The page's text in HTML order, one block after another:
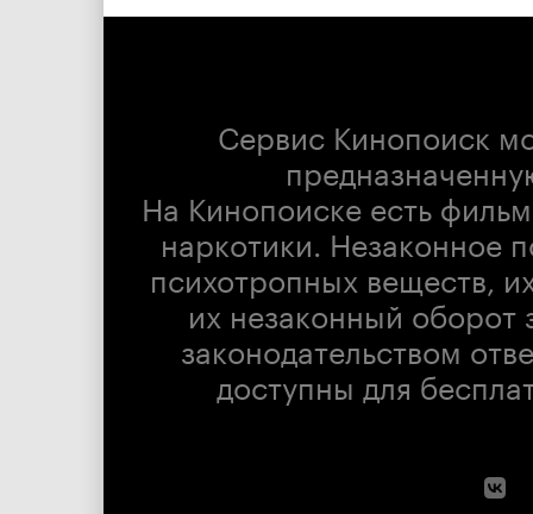
Сервис Кинопоиск
На Кинопоиске есть
наркотики. Незаконное
психотропных веществ,
их незаконный оборот
законодательством
доступны для